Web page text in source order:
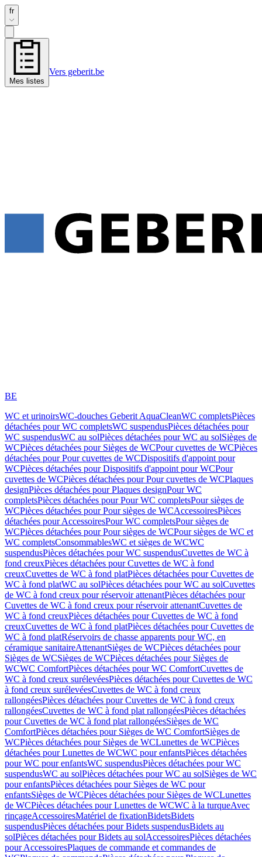
fr
Mes listes
Vers geberit.be
BE
WC et urinoirsWC-douches Geberit AquaCleanWC completsPièces
détachées pour WC completsWC suspendusPièces détachées pour
WC suspendusWC au solPièces détachées pour WC au solSièges de
WCPièces détachées pour Sièges de WCPour cuvettes de WCPièces
détachées pour Pour cuvettes de WCDispositifs d'appoint pour
WCPièces détachées pour Dispositifs d'appoint pour WCPour
cuvettes de WCPièces détachées pour Pour cuvettes de WCPlaques
designPièces détachées pour Plaques designPour WC
completsPièces détachées pour Pour WC completsPour sièges de
WCPièces détachées pour Pour sièges de WCAccessoiresPièces
détachées pour AccessoiresPour WC completsPour sièges de
WCPièces détachées pour Pour sièges de WCPour sièges de WC et
WC completsConsommablesWC et sièges de WCWC
suspendusPièces détachées pour WC suspendusCuvettes de WC à
fond creuxPièces détachées pour Cuvettes de WC à fond
creuxCuvettes de WC à fond platPièces détachées pour Cuvettes de
WC à fond platWC au solPièces détachées pour WC au solCuvettes
de WC à fond creux pour réservoir attenantPièces détachées pour
Cuvettes de WC à fond creux pour réservoir attenantCuvettes de
WC à fond creuxPièces détachées pour Cuvettes de WC à fond
creuxCuvettes de WC à fond platPièces détachées pour Cuvettes de
WC à fond platRéservoirs de chasse apparents pour WC, en
céramique sanitaireAttenantSièges de WCPièces détachées pour
Sièges de WCSièges de WCPièces détachées pour Sièges de
WCWC ComfortPièces détachées pour WC ComfortCuvettes de
WC à fond creux surélevéesPièces détachées pour Cuvettes de WC
à fond creux surélevéesCuvettes de WC à fond creux
rallongéesPièces détachées pour Cuvettes de WC à fond creux
rallongéesCuvettes de WC à fond plat rallongéesPièces détachées
pour Cuvettes de WC à fond plat rallongéesSièges de WC
ComfortPièces détachées pour Sièges de WC ComfortSièges de
WCPièces détachées pour Sièges de WCLunettes de WCPièces
détachées pour Lunettes de WCWC pour enfantsPièces détachées
pour WC pour enfantsWC suspendusPièces détachées pour WC
suspendusWC au solPièces détachées pour WC au solSièges de WC
pour enfantsPièces détachées pour Sièges de WC pour
enfantsSièges de WCPièces détachées pour Sièges de WCLunettes
de WCPièces détachées pour Lunettes de WCWC à la turqueAvec
rinçageAccessoiresMatériel de fixationBidetsBidets
suspendusPièces détachées pour Bidets suspendusBidets au
solPièces détachées pour Bidets au solAccessoiresPièces détachées
pour AccessoiresPlaques de commande et commandes de